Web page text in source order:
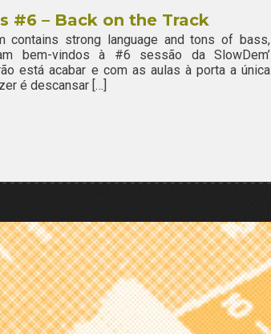
#6 – Back on the Track
contains strong language and tons of bass,
bem-vindos à #6 sessão da SlowDem’
está acabar e com as aulas à porta a única
é descansar […]